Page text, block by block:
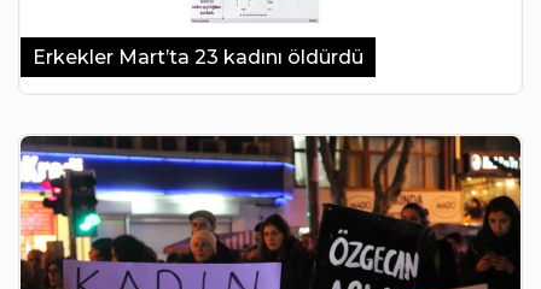
Erkekler Mart’ta 23 kadını öldürdü